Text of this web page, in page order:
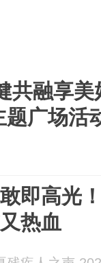
共融享
题广场活
即高光
热血